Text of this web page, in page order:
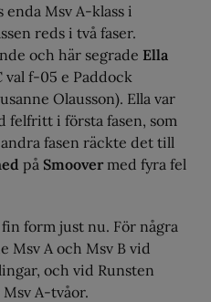
Msv A-klass i
reds i två faser.
och här segrade Ella
val f-05 e Paddock
Olausson). Ella var
felfritt i första fasen, som
fasen räckte det till
på Smoover med fyra fel
form just nu. För några
Msv A och Msv B vid
och vid Runsten
A-tvåor.